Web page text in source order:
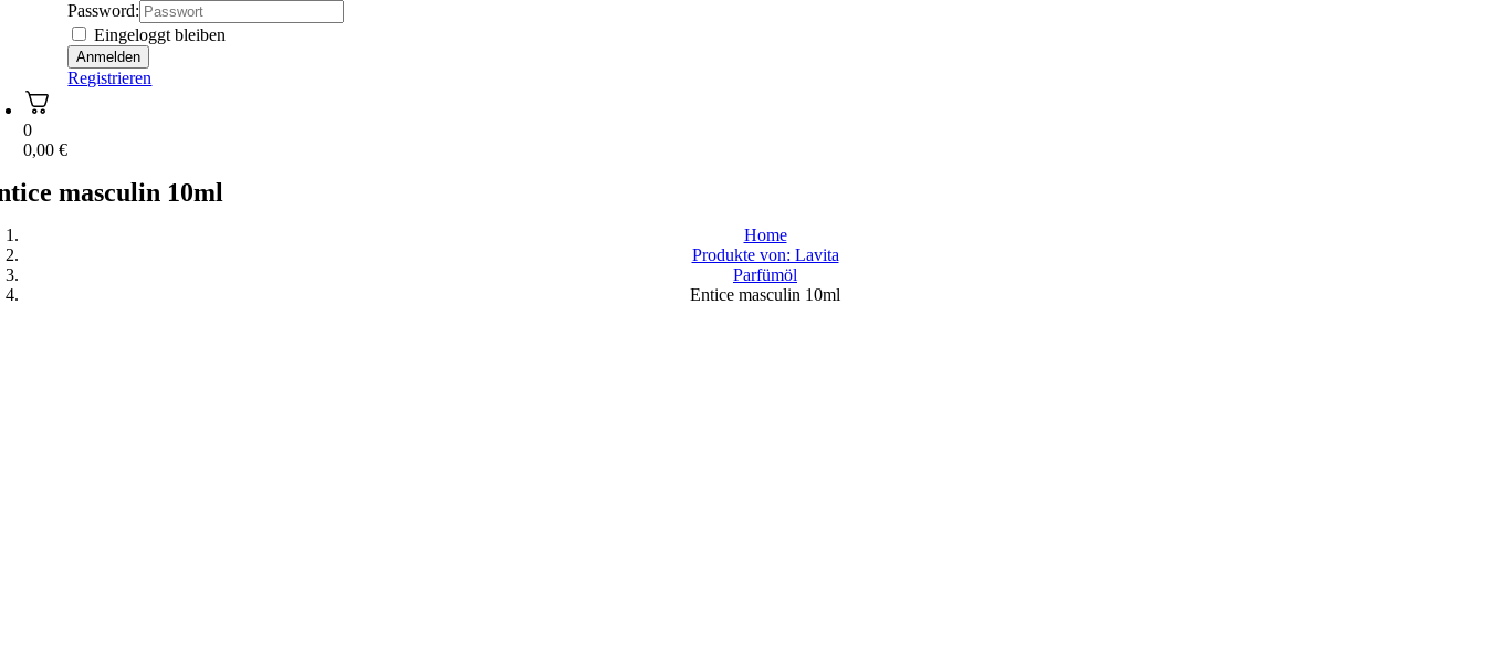
Password:
Eingeloggt bleiben
Registrieren
0
0,00€
masculin 10ml
Home
Produkte von: Lavita
Parfümöl
Entice masculin 10ml